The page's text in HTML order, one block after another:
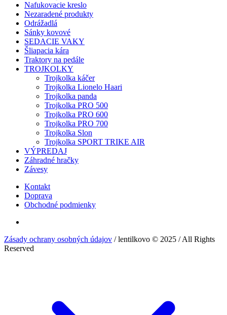
Nafukovacie kreslo
Nezaradené produkty
Odrážadlá
Sánky kovové
SEDACIE VAKY
Šliapacia kára
Traktory na pedále
TROJKOLKY
Trojkolka káčer
Trojkolka Lionelo Haari
Trojkolka panda
Trojkolka PRO 500
Trojkolka PRO 600
Trojkolka PRO 700
Trojkolka Slon
Trojkolka SPORT TRIKE AIR
VÝPREDAJ
Záhradné hračky
Závesy
Kontakt
Doprava
Obchodné podmienky
Zásady ochrany osobných údajov / lentilkovo © 2025 / All Rights
Reserved